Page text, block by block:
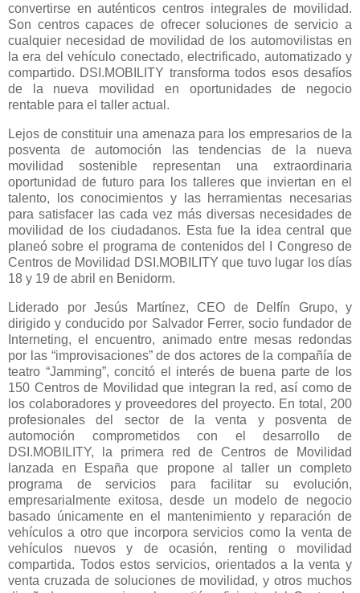
convertirse en auténticos centros integrales de movilidad.
Son centros capaces de ofrecer soluciones de servicio a
cualquier necesidad de movilidad de los automovilistas en
la era del vehículo conectado, electrificado, automatizado y
compartido. DSI.MOBILITY transforma todos esos desafíos
de la nueva movilidad en oportunidades de negocio
rentable para el taller actual.
Lejos de constituir una amenaza para los empresarios de la
posventa de automoción las tendencias de la nueva
movilidad sostenible representan una extraordinaria
oportunidad de futuro para los talleres que inviertan en el
talento, los conocimientos y las herramientas necesarias
para satisfacer las cada vez más diversas necesidades de
movilidad de los ciudadanos. Esta fue la idea central que
planeó sobre el programa de contenidos del I Congreso de
Centros de Movilidad DSI.MOBILITY que tuvo lugar los días
18 y 19 de abril en Benidorm.
Liderado por Jesús Martínez, CEO de Delfín Grupo, y
dirigido y conducido por Salvador Ferrer, socio fundador de
Interneting, el encuentro, animado entre mesas redondas
por las “improvisaciones” de dos actores de la compañía de
teatro “Jamming”, concitó el interés de buena parte de los
150 Centros de Movilidad que integran la red, así como de
los colaboradores y proveedores del proyecto. En total, 200
profesionales del sector de la venta y posventa de
automoción comprometidos con el desarrollo de
DSI.MOBILITY, la primera red de Centros de Movilidad
lanzada en España que propone al taller un completo
programa de servicios para facilitar su evolución,
empresarialmente exitosa, desde un modelo de negocio
basado únicamente en el mantenimiento y reparación de
vehículos a otro que incorpora servicios como la venta de
vehículos nuevos y de ocasión, renting o movilidad
compartida. Todos estos servicios, orientados a la venta y
venta cruzada de soluciones de movilidad, y otros muchos